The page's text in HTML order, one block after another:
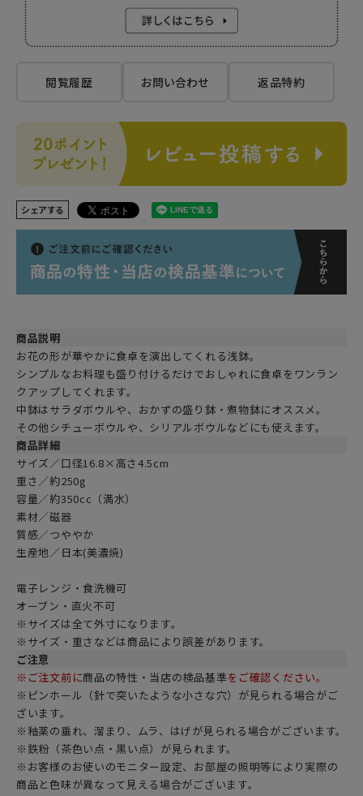
閲覧履歴 お問い合わせ 返品特約
シェアする
商品説明
お花の形が華やかに食卓を演出してくれる浅鉢。
シンプルなお料理も盛り付けるだけでおしゃれに食卓をワンラン
クアップしてくれます。
中鉢はサラダボウルや、おかずの盛り鉢・煮物鉢にオススメ。
その他シチューボウルや、シリアルボウルなどにも使えます。
商品詳細
サイズ／口径16.8×高さ4.5cm
重さ／約250g
容量／約350cc（満水）
素材／磁器
質感／つややか
生産地／日本(美濃焼)
電子レンジ・食洗機可
オーブン・直火不可
※サイズは全て外寸になります。
※サイズ・重さなどは商品により誤差があります。
ご注意
※ご注文前に商品の特性・当店の検品基準をご確認ください。
※ピンホール（針で突いたような小さな穴）が見られる場合がご
ざいます。
※釉薬の垂れ、溜まり、ムラ、はげが見られる場合がございます。
※鉄粉（茶色い点・黒い点）が見られます。
※お客様のお使いのモニター設定、お部屋の照明等により実際の
商品と色味が異なって見える場合がございます。